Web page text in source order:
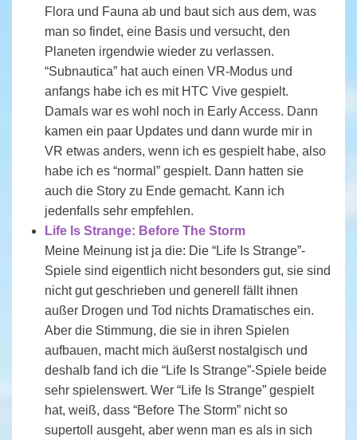
Flora und Fauna ab und baut sich aus dem, was
man so findet, eine Basis und versucht, den
Planeten irgendwie wieder zu verlassen.
“Subnautica” hat auch einen VR-Modus und
anfangs habe ich es mit HTC Vive gespielt.
Damals war es wohl noch in Early Access. Dann
kamen ein paar Updates und dann wurde mir in
VR etwas anders, wenn ich es gespielt habe, also
habe ich es “normal” gespielt. Dann hatten sie
auch die Story zu Ende gemacht. Kann ich
jedenfalls sehr empfehlen.
Life Is Strange: Before The Storm
Meine Meinung ist ja die: Die “Life Is Strange”-
Spiele sind eigentlich nicht besonders gut, sie sind
nicht gut geschrieben und generell fällt ihnen
außer Drogen und Tod nichts Dramatisches ein.
Aber die Stimmung, die sie in ihren Spielen
aufbauen, macht mich äußerst nostalgisch und
deshalb fand ich die “Life Is Strange”-Spiele beide
sehr spielenswert. Wer “Life Is Strange” gespielt
hat, weiß, dass “Before The Storm” nicht so
supertoll ausgeht, aber wenn man es als in sich